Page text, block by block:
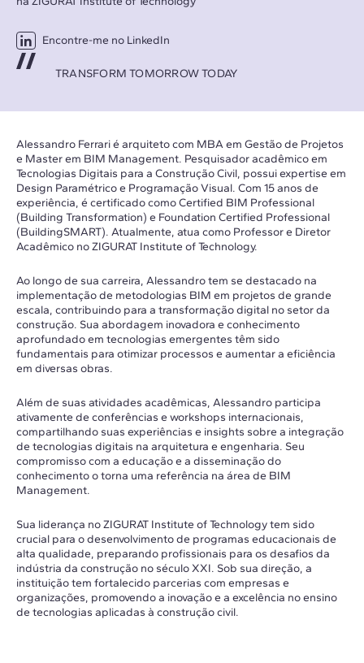
Encontre-me no LinkedIn
TRANSFORM TOMORROW TODAY
Alessandro Ferrari é arquiteto com MBA em Gestão de Projetos
e Master em BIM Management. Pesquisador acadêmico em
Tecnologias Digitais para a Construção Civil, possui expertise em
Design Paramétrico e Programação Visual. Com 15 anos de
experiência, é certificado como Certified BIM Professional
(Building Transformation) e Foundation Certified Professional
(BuildingSMART). Atualmente, atua como Professor e Diretor
Acadêmico no ZIGURAT Institute of Technology.
Ao longo de sua carreira, Alessandro tem se destacado na
implementação de metodologias BIM em projetos de grande
escala, contribuindo para a transformação digital no setor da
construção. Sua abordagem inovadora e conhecimento
aprofundado em tecnologias emergentes têm sido
fundamentais para otimizar processos e aumentar a eficiência
em diversas obras.
Além de suas atividades acadêmicas, Alessandro participa
ativamente de conferências e workshops internacionais,
compartilhando suas experiências e insights sobre a integração
de tecnologias digitais na arquitetura e engenharia. Seu
compromisso com a educação e a disseminação do
conhecimento o torna uma referência na área de BIM
Management.
Sua liderança no ZIGURAT Institute of Technology tem sido
crucial para o desenvolvimento de programas educacionais de
alta qualidade, preparando profissionais para os desafios da
indústria da construção no século XXI. Sob sua direção, a
instituição tem fortalecido parcerias com empresas e
organizações, promovendo a inovação e a excelência no ensino
de tecnologias aplicadas à construção civil.